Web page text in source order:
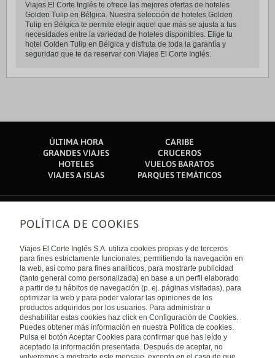
Viajes El Corte Inglés te ofrece las mejores ofertas de hoteles
Golden Tulip en Bélgica. Nuestra selección de hoteles Golden
Tulip en Bélgica te permite elegir aquel que más se ajusta a tus
necesidades entre la variedad de hoteles disponibles. Elige tu
hotel Golden Tulip en Bélgica y disfruta de toda la garantía y
seguridad que te da reservar con Viajes El Corte Inglés.
ÚLTIMA HORA
CARIBE
GRANDES VIAJES
CRUCEROS
HOTELES
VUELOS BARATOS
VIAJES A ISLAS
PARQUES TEMÁTICOS
Sobre nosotros
Quiénes somos
Financiación
Sostenibilidad
Turismo accesible
Tarjeta El Corte Inglés
Trabaja con nosotros
El Corte Inglés
Canal Ético
Enlaces de interés
Guías de viaje
Catálogos
Auto check-in
Condiciones Generales
Política de privacidad
Política de cookies
Accesibilidad
Empresas/ Grupos
Internacional
España
Visita nuestro blog
POLÍTICA DE COOKIES
Viajes El Corte Inglés S.A. utiliza cookies propias y de terceros
para fines estrictamente funcionales, permitiendo la navegación en
la web, así como para fines analíticos, para mostrarte publicidad
(tanto general como personalizada) en base a un perfil elaborado
a partir de tu hábitos de navegación (p. ej. páginas visitadas), para
optimizar la web y para poder valorar las opiniones de los
productos adquiridos por los usuarios. Para administrar o
deshabilitar estas cookies haz click en Configuración de Cookies.
Puedes obtener más información en nuestra Política de cookies.
Pulsa el botón Aceptar Cookies para confirmar que has leído y
aceptado la información presentada. Después de aceptar, no